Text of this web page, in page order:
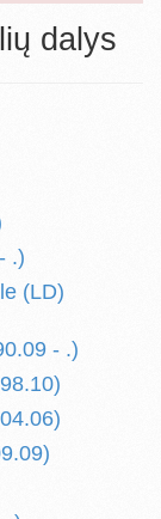
dalys
.)
(LD)
- .)